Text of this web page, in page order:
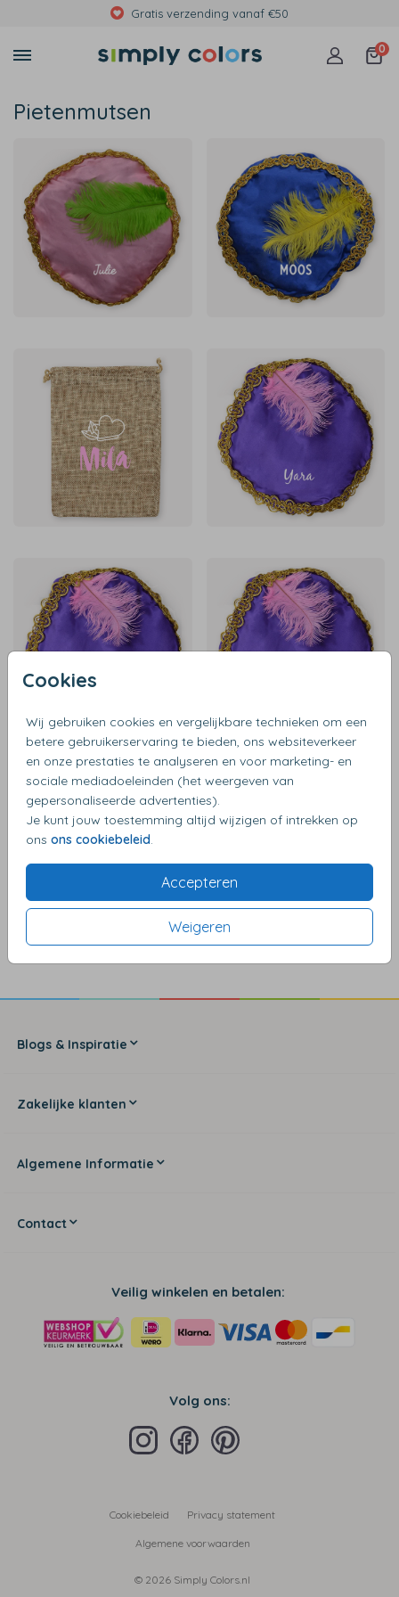
Met foto's, eigen tekst of print
0
Cookies
Wij gebruiken cookies en vergelijkbare technieken om een
betere gebruikerservaring te bieden, ons websiteverkeer
en onze prestaties te analyseren en voor marketing- en
sociale mediadoeleinden (het weergeven van
gepersonaliseerde advertenties).
Je kunt jouw toestemming altijd wijzigen of intrekken op
ons ons cookiebeleid
Accepteren
Weigeren
Pietenmutsen
4,17 van de 5 sterren
Blogs & Inspiratie
Zakelijke klanten
Algemene Informatie
Contact
Veilig winkelen en betalen:
Volg ons:
Cookiebeleid Privacy statement
Algemene voorwaarden
© 2026 Simply Colors.nl